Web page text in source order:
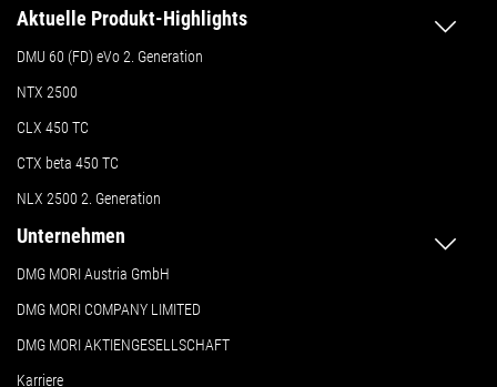
Aktuelle Produkt-Highlights
DMU 60 (FD) eVo 2. Generation
NTX 2500
CLX 450 TC
CTX beta 450 TC
NLX 2500 2. Generation
Unternehmen
DMG MORI Austria GmbH
DMG MORI COMPANY LIMITED
DMG MORI AKTIENGESELLSCHAFT
Karriere